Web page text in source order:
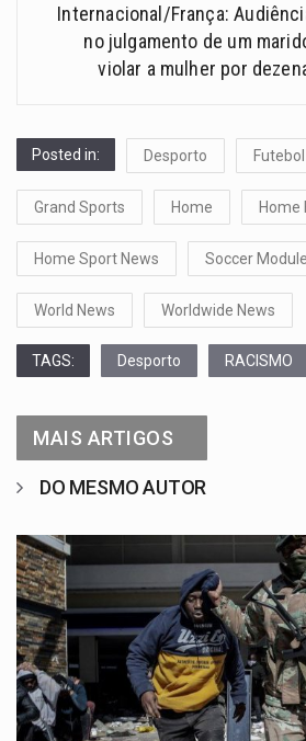
Internacional/França:
no julgamento de um
violar a mulher por
Posted in: Desporto Futebol
Grand Sports Home Home
Home Sport News Soccer Module
World News Worldwide News
TAGS: Desporto RACISMO
MAIS ARTIGOS
DO MESMO AUTOR